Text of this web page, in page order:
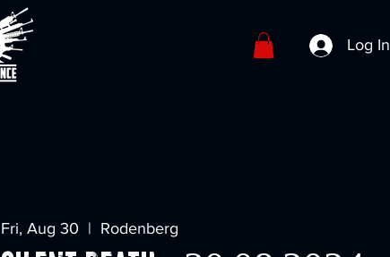
Log In
Fri, Aug 30
  |
Rodenberg